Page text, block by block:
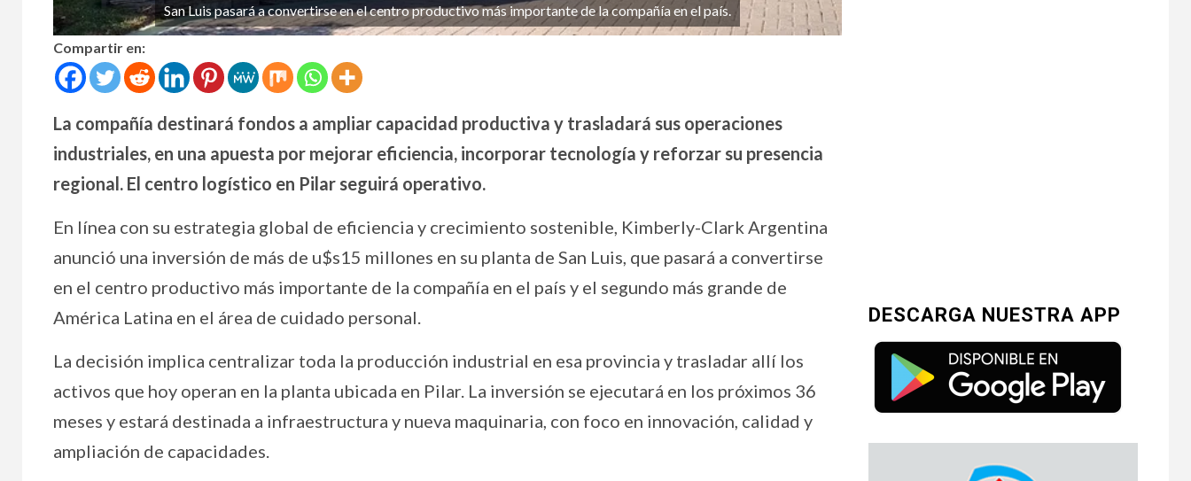
San Luis pasará a convertirse en el centro productivo más importante de la compañía en el país.
Compartir en:
La compañía destinará fondos a ampliar capacidad productiva y trasladará sus operaciones
industriales, en una apuesta por mejorar eficiencia, incorporar tecnología y reforzar su presencia
regional. El centro logístico en Pilar seguirá operativo.
En línea con su estrategia global de eficiencia y crecimiento sostenible, Kimberly-Clark Argentina
anunció una inversión de más de u$s15 millones en su planta de San Luis, que pasará a convertirse
en el centro productivo más importante de la compañía en el país y el segundo más grande de
América Latina en el área de cuidado personal.
La decisión implica centralizar toda la producción industrial en esa provincia y trasladar allí los
activos que hoy operan en la planta ubicada en Pilar. La inversión se ejecutará en los próximos 36
meses y estará destinada a infraestructura y nueva maquinaria, con foco en innovación, calidad y
ampliación de capacidades.
DESCARGA NUESTRA APP